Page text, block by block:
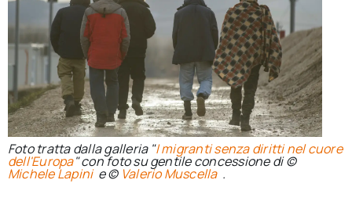
Foto tratta dalla galleria "I migranti senza diritti nel cuore
dell'Europa" con foto su gentile concessione di ©
Michele Lapini e © Valerio Muscella .